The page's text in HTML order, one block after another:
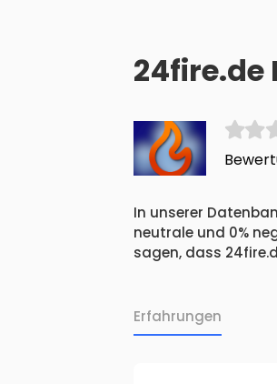
24fire.de
In unserer
neutrale und 0%
sagen, dass
Erfahrungen